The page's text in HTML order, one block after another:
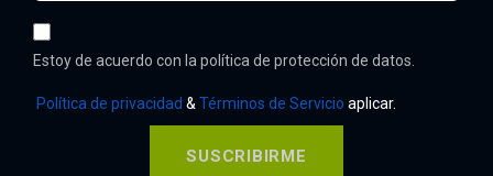
Estoy de acuerdo con la política de protección de datos.
Política de privacidad & Términos de Servicio aplicar.
SUSCRIBIRME